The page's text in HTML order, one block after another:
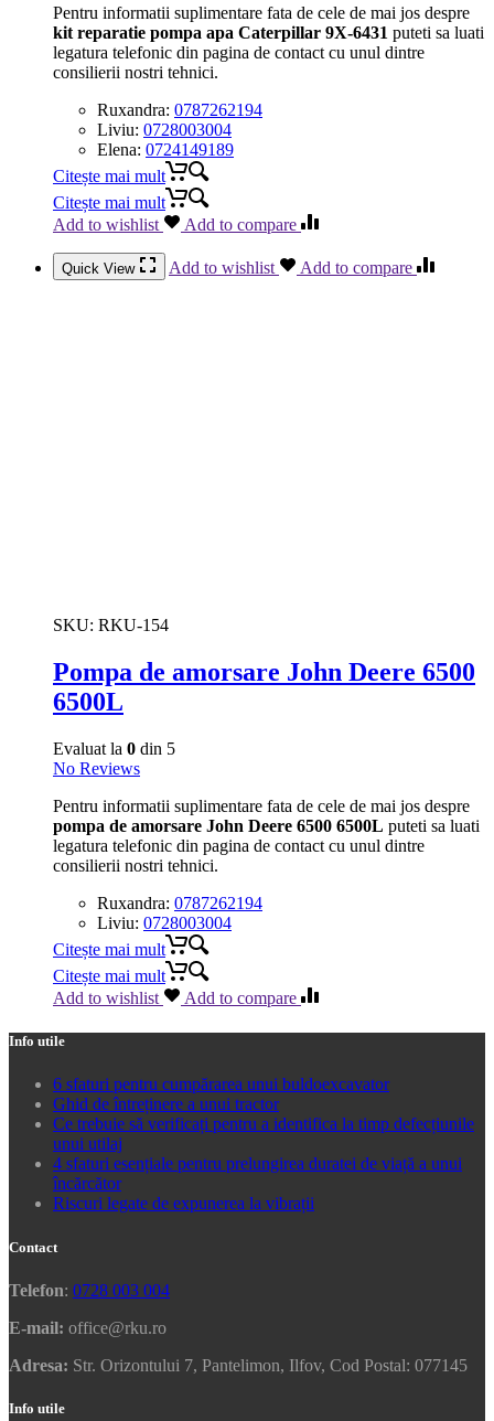
Pentru informatii suplimentare fata de cele de mai jos despre
kit reparatie pompa apa Caterpillar 9X-6431 puteti sa luati
legatura telefonic din pagina de contact cu unul dintre
consilierii nostri tehnici.
Ruxandra: 0787262194
Liviu: 0728003004
Elena: 0724149189
Citește mai mult
Citește mai mult
Add to wishlist
Add to compare
Quick View Add to wishlist Add to compare
SKU: RKU-154
Pompa de amorsare John Deere 6500
6500L
Evaluat la 0 din 5
No Reviews
Pentru informatii suplimentare fata de cele de mai jos despre
pompa de amorsare John Deere 6500 6500L puteti sa luati
legatura telefonic din pagina de contact cu unul dintre
consilierii nostri tehnici.
Ruxandra: 0787262194
Liviu: 0728003004
Citește mai mult
Citește mai mult
Add to wishlist
Add to compare
Info utile
6 sfaturi pentru cumpărarea unui buldoexcavator
Ghid de întreținere a unui tractor
Ce trebuie să verificați pentru a identifica la timp defecțiunile
unui utilaj
4 sfaturi esențiale pentru prelungirea duratei de viață a unui
încărcător
Riscuri legate de expunerea la vibrații
Contact
Telefon: 0728 003 004
E-mail: office@rku.ro
Adresa: Str. Orizontului 7, Pantelimon, Ilfov, Cod Postal: 077145
Info utile